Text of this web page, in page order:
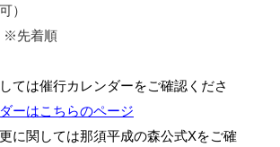
）
※先着順
ては催行カレンダーをご確認くださ
ーはこちらのページ
に関しては那須平成の森公式Xをご確